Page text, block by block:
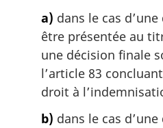
a) dans le cas
être présentée au
une décision finale
l’article 83
droit à
b) dans le cas